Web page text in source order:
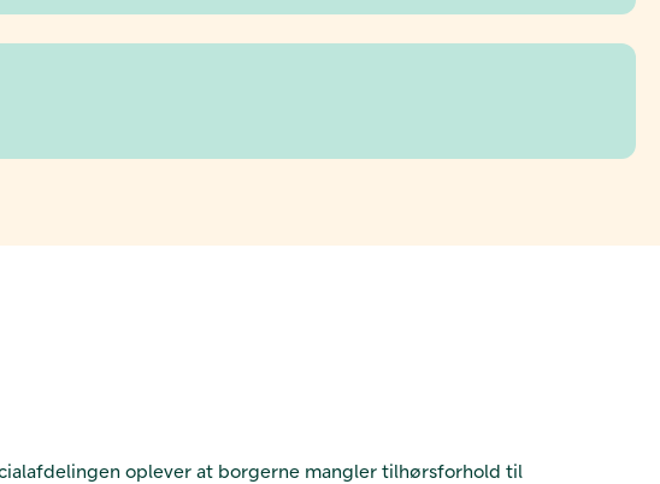
oplever at borgerne mangler tilhørsforhold til